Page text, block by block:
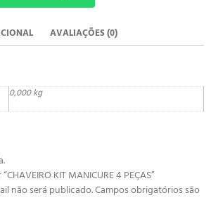
AVALIAÇÕES (0)
0,000 kg
KIT MANICURE 4 PEÇAS”
não será publicado.Campos obrigatórios são